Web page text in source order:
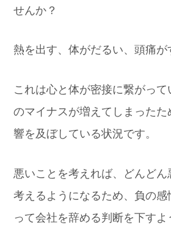
せんか？
熱を出す、体がだるい、頭痛が
これは心と体が密接に繋がっ
のマイナスが増えてしまった
響を及ぼしている状況です。
悪いことを考えれば、どんど
考えるようになるため、負の
って会社を辞める判断を下すよ